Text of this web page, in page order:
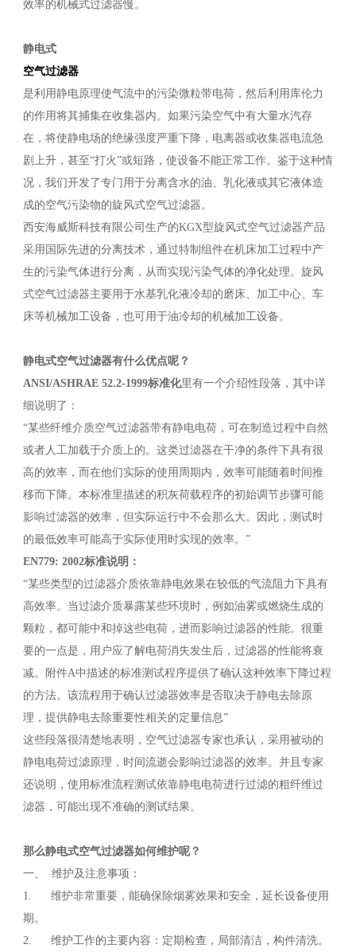
效率的机械式过滤器慢。
静电式
空气过滤器
是利用静电原理使气流中的污染微粒带电荷，然后利用库伦力
的作用将其捕集在收集器内。如果污染空气中有大量水汽存
在，将使静电场的绝缘强度严重下降，电离器或收集器电流急
剧上升，甚至“打火”或短路，使设备不能正常工作。鉴于这种情
况，我们开发了专门用于分离含水的油、乳化液或其它液体造
成的空气污染物的旋风式空气过滤器。
西安海威斯科技有限公司生产的KGX型旋风式空气过滤器产品
采用国际先进的分离技术，通过特制组件在机床加工过程中产
生的污染气体进行分离，从而实现污染气体的净化处理。旋风
式空气过滤器主要用于水基乳化液冷却的磨床、加工中心、车
床等机械加工设备，也可用于油冷却的机械加工设备。
静电式空气过滤器有什么优点呢？
ANSI/ASHRAE 52.2-1999标准化里有一个介绍性段落，其中详
细说明了：
“某些纤维介质空气过滤器带有静电电荷，可在制造过程中自然
或者人工加载于介质上的。这类过滤器在干净的条件下具有很
高的效率，而在他们实际的使用周期内，效率可能随着时间推
移而下降。本标准里描述的积灰荷载程序的初始调节步骤可能
影响过滤器的效率，但实际运行中不会那么大。因此，测试时
的最低效率可能高于实际使用时实现的效率。”
EN779: 2002标准说明：
“某些类型的过滤器介质依靠静电效果在较低的气流阻力下具有
高效率。当过滤介质暴露某些环境时，例如油雾或燃烧生成的
颗粒，都可能中和掉这些电荷，进而影响过滤器的性能。很重
要的一点是，用户应了解电荷消失发生后，过滤器的性能将衰
减。附件A中描述的标准测试程序提供了确认这种效率下降过程
的方法。该流程用于确认过滤器效率是否取决于静电去除原
理，提供静电去除重要性相关的定量信息”
这些段落很清楚地表明，空气过滤器专家也承认，采用被动的
静电电荷过滤原理，时间流逝会影响过滤器的效率。并且专家
还说明，使用标准流程测试依靠静电电荷进行过滤的粗纤维过
滤器，可能出现不准确的测试结果。
那么静电式空气过滤器如何维护呢？
一、 维护及注意事项：
1. 维护非常重要，能确保除烟雾效果和安全，延长设备使用
期。
2. 维护工作的主要内容：定期检查，局部清洁，构件清洗。